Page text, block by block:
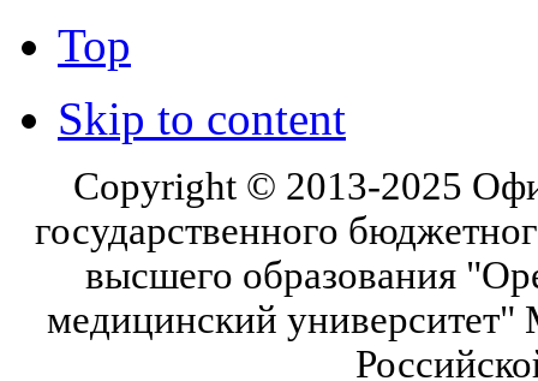
Top
Skip to content
Copyright © 2013-2025
государственного
высшего образования
медицинский университет"